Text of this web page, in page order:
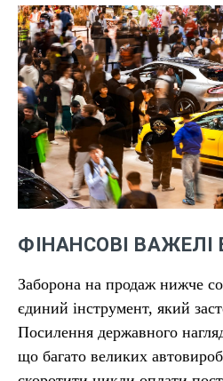
ФІНАНСОВІ ВАЖЕЛІ
Заборона на продаж нижче
єдиний інструмент, який
Посилення державного
що багато великих